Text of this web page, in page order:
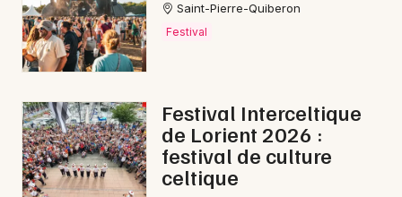
Saint-Pierre-Quiberon
Festival
Festival Interceltique
de Lorient 2026 :
festival de culture
celtique